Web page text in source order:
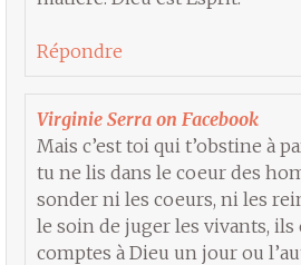
Répondre
Virginie Serra on Facebook
Mais c’est toi qui t’obstine à
tu ne lis dans le coeur des
sonder ni les coeurs, ni les
le soin de juger les vivants,
comptes à Dieu un jour ou